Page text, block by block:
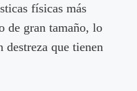
físicas más
de gran tamaño, lo
destreza que tienen